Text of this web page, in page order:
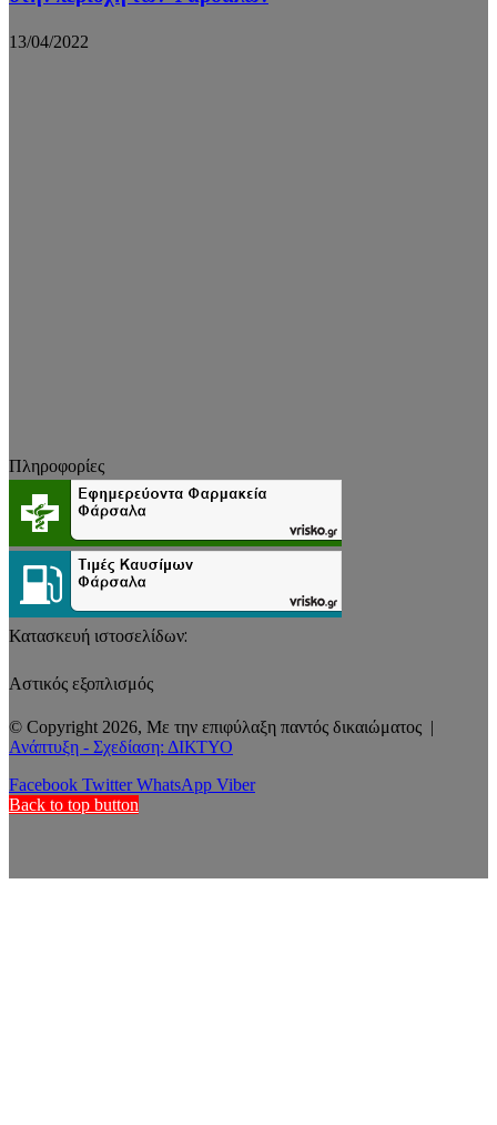
13/04/2022
Πληροφορίες
Κατασκευή ιστοσελίδων:
Αστικός εξοπλισμός
© Copyright 2026, Με την επιφύλαξη παντός δικαιώματος |
Ανάπτυξη - Σχεδίαση: ΔΙΚΤΥΟ
Facebook Twitter WhatsApp Viber
Back to top button